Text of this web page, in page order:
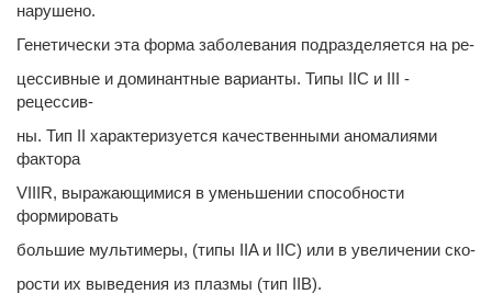
нарушено.
Генетически эта форма заболевания подразделяется на ре-
цессивные и доминантные варианты. Типы IIC и III -
рецессив-
ны. Тип II характеризуется качественными аномалиями
фактора
VIIIR, выражающимися в уменьшении способности
формировать
большие мультимеры, (типы IIA и IIC) или в увеличении ско-
рости их выведения из плазмы (тип IIB).